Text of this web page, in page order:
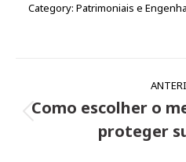
Category: Patrimoniais e
deComo escolher o
proteger